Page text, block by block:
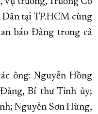
Dân tại TP.HCM cùng
báo Đảng trong cả
ông: Nguyễn Hồng
Bí thư Tỉnh ủy;
Nguyễn Sơn Hùng,